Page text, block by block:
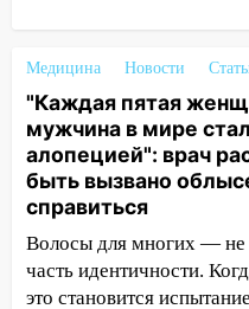
09:35
будут судить за
млн рублей
08:22 Подросток
велосипедистку:
07:20 Жара
знойный и сухой
Медицина Новости
"Каждая пятая
мужчина в мире
алопецией": врач
быть вызвано
справиться
Волосы для многих — не
часть идентичности.
это становится